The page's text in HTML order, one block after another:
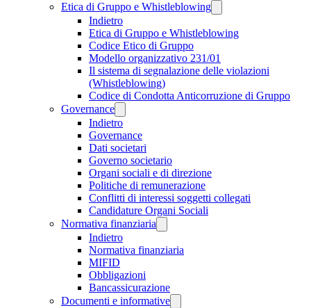
Etica di Gruppo e Whistleblowing
Indietro
Etica di Gruppo e Whistleblowing
Codice Etico di Gruppo
Modello organizzativo 231/01
Il sistema di segnalazione delle violazioni
(Whistleblowing)
Codice di Condotta Anticorruzione di Gruppo
Governance
Indietro
Governance
Dati societari
Governo societario
Organi sociali e di direzione
Politiche di remunerazione
Conflitti di interessi soggetti collegati
Candidature Organi Sociali
Normativa finanziaria
Indietro
Normativa finanziaria
MIFID
Obbligazioni
Bancassicurazione
Documenti e informative